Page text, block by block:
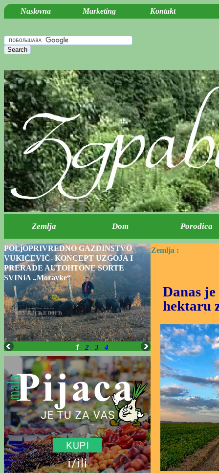
Naslovna Marketing Kontakt
POLjOPRIVREDNO GAZDINSTVO
VUKIĆEVIĆ- KONCEPT UZGOJA I
PRERADE AUTOHTONE SORTE
SVINjA „Moravke“
1 2 3 4
Zemlja :
Danas
hektaru
Zemlja Dom Porodica